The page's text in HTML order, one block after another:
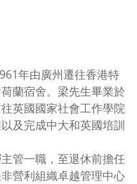
年由廣州遷往香港特
蘭宿舍。梁先生畢業於
英國國家社會工作學院
及完成中大和英國培訓
管一職，至退休前擔任
營利組織卓越管理中心